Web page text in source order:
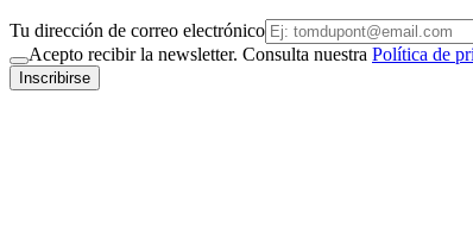
Tu dirección de correo electrónico
Acepto recibir la newsletter. Consulta nuestra Política de
Inscribirse